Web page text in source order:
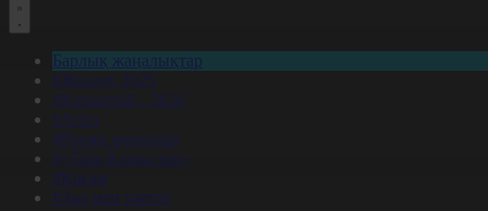
Барлық жаңалықтар
#Жолдау 2025
#Құрылтай - 2026
#Апта
#Ресми оқиғалар
#«Таза Қазақстан»
#Қоғам
#Заң мен тәртіп